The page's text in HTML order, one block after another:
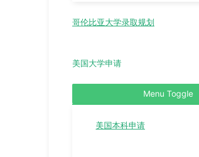
哥伦比亚大学录取规划
美国大学申请
Menu Toggle
美国本科申请